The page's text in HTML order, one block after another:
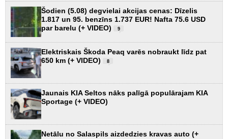
Šodien (5.08) degvielai akcijas cenas: Dīzelis
1.817 un 95. benzīns 1.737 EUR! Nafta 75.6 USD
par barelu (+ VIDEO)
9
Elektriskais Škoda Peaq varēs nobraukt līdz pat
650 km (+ VIDEO)
8
Jaunais KIA Seltos nāks palīgā populārajam KIA
Sportage (+ VIDEO)
Netālu no Salaspils aizdedzies kravas auto (+